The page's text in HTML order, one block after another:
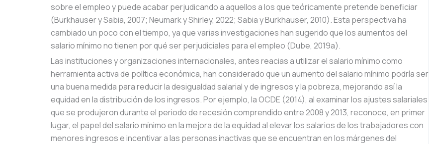
sobre el empleo y puede acabar perjudicando a aquellos a los que teóricamente pretende beneficiar
(Burkhauser y Sabia, 2007; Neumark y Shirley, 2022; Sabia y Burkhauser, 2010). Esta perspectiva ha
cambiado un poco con el tiempo, ya que varias investigaciones han sugerido que los aumentos del
salario mínimo no tienen por qué ser perjudiciales para el empleo (Dube, 2019a).
Las instituciones y organizaciones internacionales, antes reacias a utilizar el salario mínimo como
herramienta activa de política económica, han considerado que un aumento del salario mínimo podría ser
una buena medida para reducir la desigualdad salarial y de ingresos y la pobreza, mejorando así la
equidad en la distribución de los ingresos. Por ejemplo, la OCDE (2014), al examinar los ajustes salariales
que se produjeron durante el periodo de recesión comprendido entre 2008 y 2013, reconoce, en primer
lugar, el papel del salario mínimo en la mejora de la equidad al elevar los salarios de los trabajadores con
menores ingresos e incentivar a las personas inactivas que se encuentran en los márgenes del